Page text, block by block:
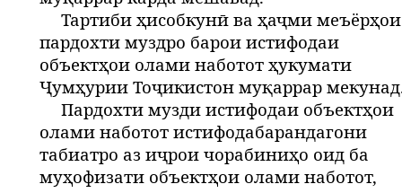
Тартиби ҳисобкунӣ ва ҳаҷми меъёрҳои
пардохти муздро барои истифодаи
объектҳои олами наботот ҳукумати
Ҷумҳурии Тоҷикистон муқаррар
Пардохти музди истифодаи объектҳои
олами наботот истифодабарандагони
табиатро аз иҷрои чорабиниҳо оид ба
муҳофизати объектҳои олами наботот,